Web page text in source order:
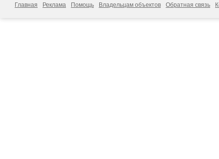
Главная Реклама Помощь Владельцам объектов Обратная связь